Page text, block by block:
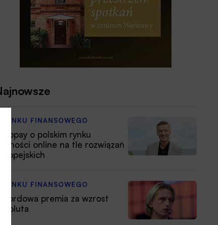
RYNKU FINANSOWEGO
Autopay o polskim rynku
płatności online na tle rozwiązań
europejskich
RYNKU FINANSOWEGO
Rekordowa premia za wzrost